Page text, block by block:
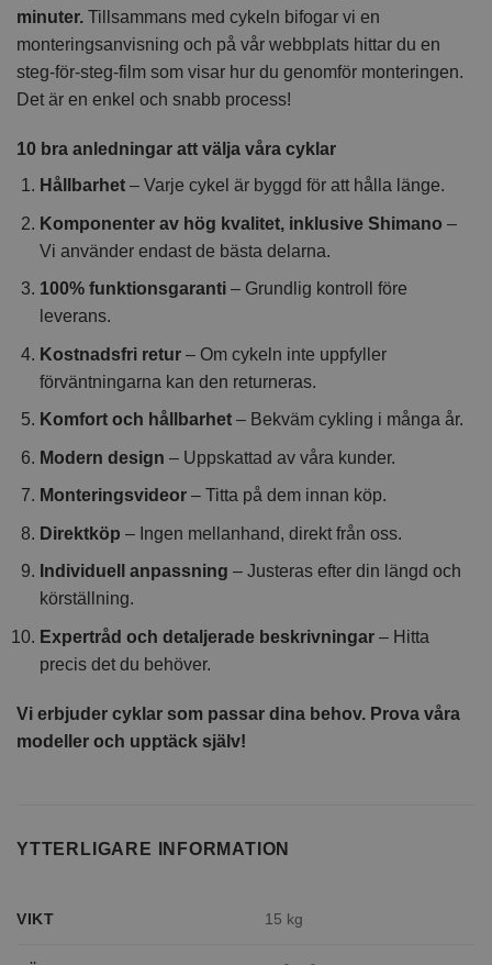
minuter. Tillsammans med cykeln bifogar vi en
monteringsanvisning och på vår webbplats hittar du en
steg-för-steg-film som visar hur du genomför monteringen.
Det är en enkel och snabb process!
10 bra anledningar att välja våra cyklar
Hållbarhet– Varje cykel är byggd för att hålla länge.
Komponenter av hög kvalitet, inklusive Shimano –
Vi använder endast de bästa delarna.
100% funktionsgaranti– Grundlig kontroll före
leverans.
Kostnadsfri retur– Om cykeln inte uppfyller
förväntningarna kan den returneras.
Komfort och hållbarhet– Bekväm cykling i många år.
Modern design – Uppskattad av våra kunder.
Monteringsvideor– Titta på dem innan köp.
Direktköp – Ingen mellanhand, direkt från oss.
Individuell anpassning – Justeras efter din längd och
körställning.
Expertråd och detaljerade beskrivningar– Hitta
precis det du behöver.
Vi erbjuder cyklar som passar dina behov. Prova våra
modeller och upptäck själv!
YTTERLIGARE INFORMATION
VIKT 15 kg